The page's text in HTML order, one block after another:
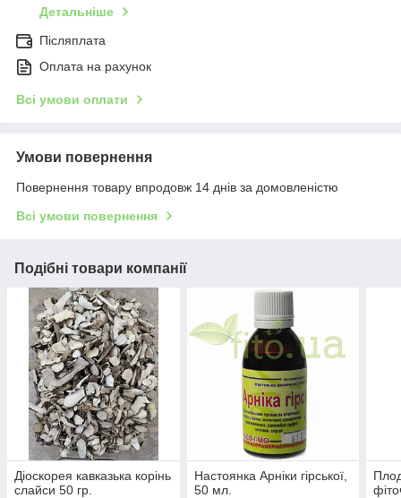
Детальніше
Післяплата
Оплата на рахунок
Всі умови оплати
Умови повернення
Повернення товару впродовж 14 днів за домовленістю
Всі умови повернення
Подібні товари компанії
Діоскорея кавказька корінь
слайси 50 гр.
Настоянка Арніки гірської,
50 мл.